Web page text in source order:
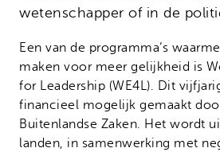
wetenschapper of in de
Een van de programma’s
maken voor meer gelijkheid is
for Leadership (WE4L). Dit
financieel mogelijk gemaakt
Buitenlandse Zaken. Het wordt
landen, in samenwerking met